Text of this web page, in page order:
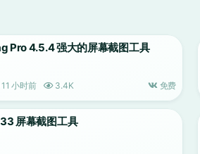
Pro 4.5.4 强大的屏幕截图工具
11 小时前 3.4K 免费
屏幕截图工具